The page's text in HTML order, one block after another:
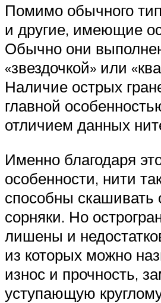
Помимо обычного
и другие, имеющие
Обычно они
«звездочкой» или
Наличие острых
главной
отличием данных
Именно благодаря
особенности, нити
способны скашивать
сорняки. Но
лишены и
из которых можно
износ и прочность,
уступающую